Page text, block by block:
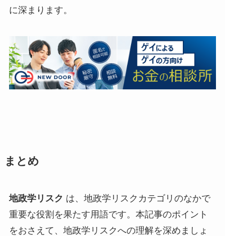
に深まります。
まとめ
地政学リスク は、地政学リスクカテゴリのなかで
重要な役割を果たす用語です。本記事のポイント
をおさえて、地政学リスクへの理解を深めましょ